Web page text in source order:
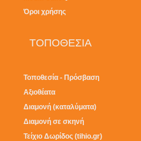
Όροι χρήσης
ΤΟΠΟΘΕΣΙΑ
Τοποθεσία - Πρόσβαση
Αξιοθέατα
Διαμονή (καταλύματα)
Διαμονή σε σκηνή
Τείχιο Δωρίδος (tihio.gr)